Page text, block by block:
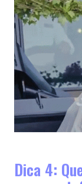
Dica 4: